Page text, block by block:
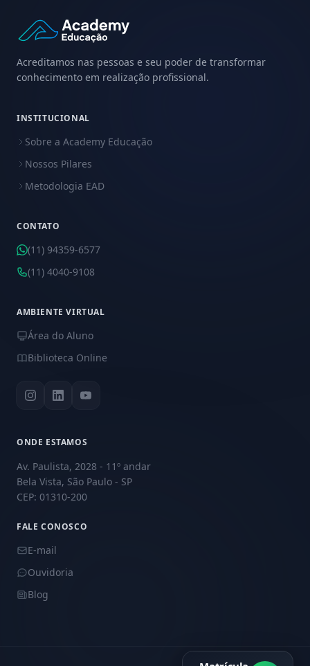
Acreditamos nas pessoas e seu poder de transformar
conhecimento em realização profissional.
INSTITUCIONAL
Sobre a Academy Educação
Nossos Pilares
Metodologia EAD
CONTATO
(11) 94359-6577
(11) 4040-9108
AMBIENTE VIRTUAL
Área do Aluno
Biblioteca Online
ONDE ESTAMOS
Av. Paulista, 2028 - 11º andar
Bela Vista, São Paulo - SP
CEP: 01310-200
FALE CONOSCO
E-mail
Ouvidoria
Blog